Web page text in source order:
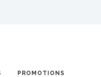
PROMOTIONS